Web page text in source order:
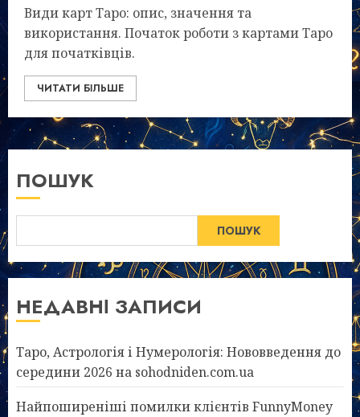
Види карт Таро: опис, значення та
використання. Початок роботи з картами Таро
для початківців.
ЧИТАТИ БІЛЬШЕ
ПОШУК
ПОШУК
НЕДАВНІ ЗАПИСИ
Таро, Астрологія і Нумерологія: Нововведення до
середини 2026 на sohodniden.com.ua
Найпоширеніші помилки клієнтів FunnyMoney